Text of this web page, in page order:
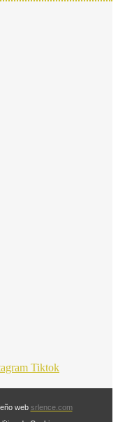
Tiktok
web srlence.com